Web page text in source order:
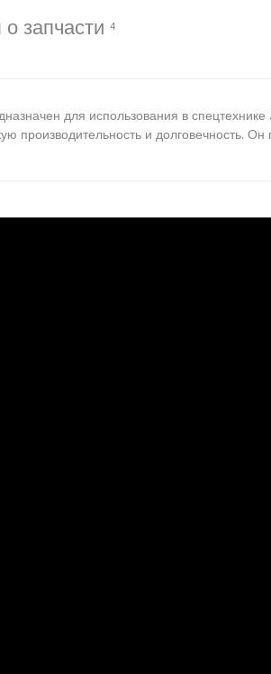
запчасти 4
для использования в
производительность и долговечность.